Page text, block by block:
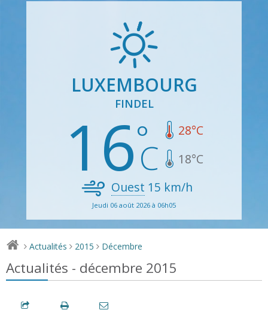
LUXEMBOURG
FINDEL
16 28°C
18°C
Ouest 15 km/h
Jeudi 06 août 2026 à 06h05
> Actualités > 2015 > Décembre
Actualités - décembre 2015